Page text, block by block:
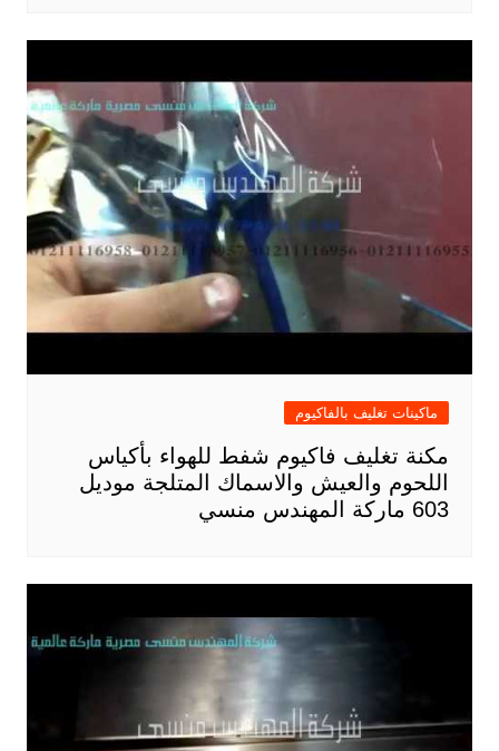
ماكينات تغليف بالفاكيوم
مكنة تغليف فاكيوم شفط للهواء بأكياس
اللحوم والعيش والاسماك المتلجة موديل
603 ماركة المهندس منسي